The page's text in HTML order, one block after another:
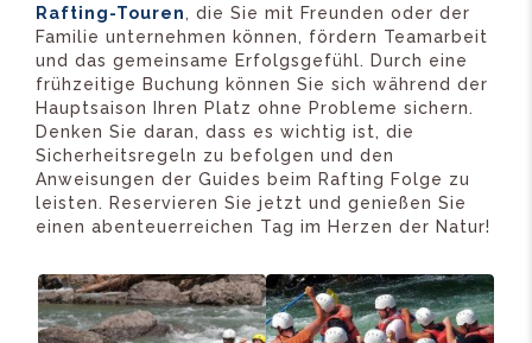
Rafting-Touren, die Sie mit Freunden oder der
Familie unternehmen können, fördern Teamarbeit
und das gemeinsame Erfolgsgefühl. Durch eine
frühzeitige Buchung können Sie sich während der
Hauptsaison Ihren Platz ohne Probleme sichern.
Denken Sie daran, dass es wichtig ist, die
Sicherheitsregeln zu befolgen und den
Anweisungen der Guides beim Rafting Folge zu
leisten. Reservieren Sie jetzt und genießen Sie
einen abenteuerreichen Tag im Herzen der Natur!